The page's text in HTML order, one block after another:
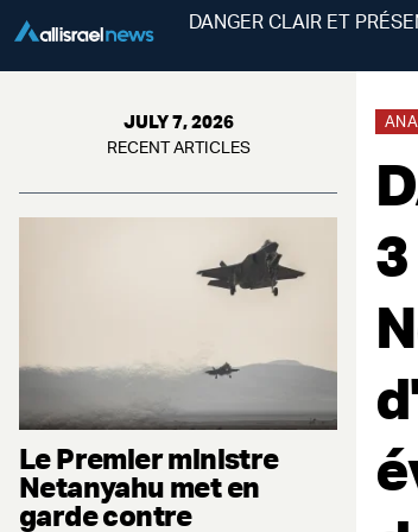
DANGER CLAIR ET
JULY 7, 2026
RECENT ARTICLES
Le Premier ministre
Netanyahu met en
garde contre